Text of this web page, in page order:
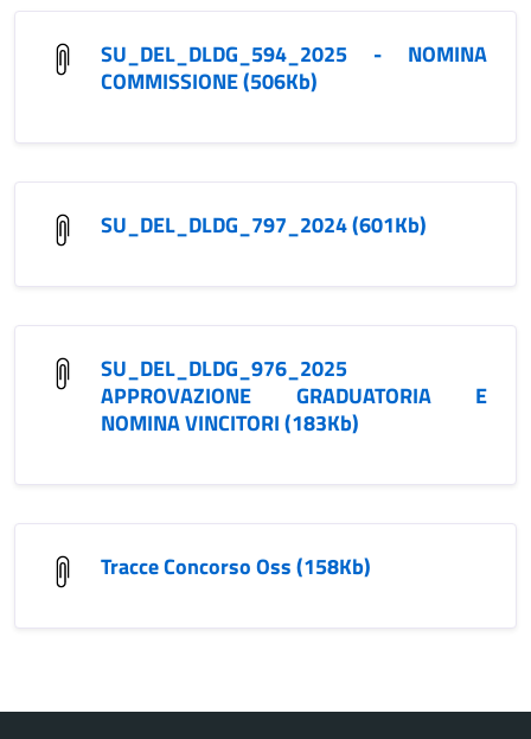
SU_DEL_DLDG_594_2025 - NOMINA
COMMISSIONE (506Kb)
SU_DEL_DLDG_797_2024 (601Kb)
SU_DEL_DLDG_976_2025
APPROVAZIONE GRADUATORIA E
NOMINA VINCITORI (183Kb)
Tracce Concorso Oss (158Kb)